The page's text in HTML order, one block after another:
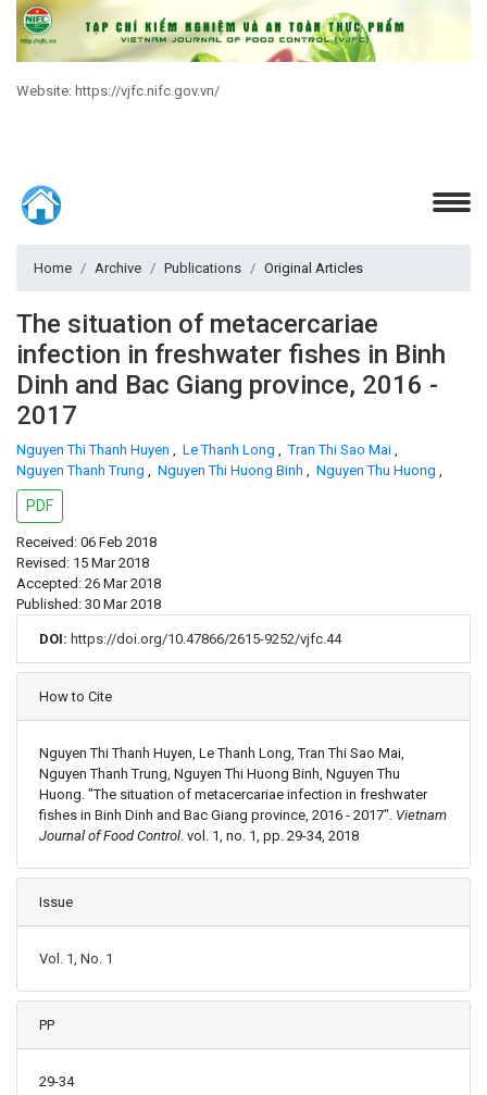
Website: https://vjfc.nifc.gov.vn/
Home Archive Publications Original Articles
The situation of metacercariae
infection in freshwater fishes in Binh
Dinh and Bac Giang province, 2016 -
2017
Nguyen Thi Thanh Huyen , Le Thanh Long , Tran Thi Sao Mai ,
Nguyen Thanh Trung , Nguyen Thi Huong Binh , Nguyen Thu Huong ,
PDF
Received: 06 Feb 2018
Revised: 15 Mar 2018
Accepted: 26 Mar 2018
Published: 30 Mar 2018
DOI: https://doi.org/10.47866/2615-9252/vjfc.44
Article Details
How to Cite
Nguyen Thi Thanh Huyen, Le Thanh Long, Tran Thi Sao Mai,
Nguyen Thanh Trung, Nguyen Thi Huong Binh, Nguyen Thu
Huong. "The situation of metacercariae infection in freshwater
fishes in Binh Dinh and Bac Giang province, 2016 - 2017". Vietnam
Journal of Food Control. vol. 1, no. 1, pp. 29-34, 2018
Issue
Vol. 1, No. 1
PP
29-34